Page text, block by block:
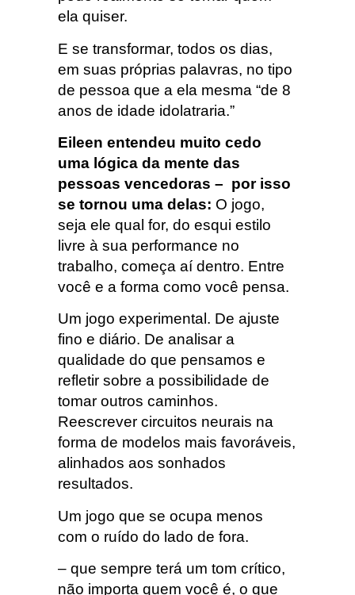
ela quiser.
E se transformar, todos os dias,
em suas próprias palavras, no tipo
de pessoa que a ela mesma “de 8
anos de idade idolatraria.”
Eileen entendeu muito cedo
uma lógica da mente das
pessoas vencedoras – por isso
se tornou uma delas: O jogo,
seja ele qual for, do esqui estilo
livre à sua performance no
trabalho, começa aí dentro. Entre
você e a forma como você pensa.
Um jogo experimental. De ajuste
fino e diário. De analisar a
qualidade do que pensamos e
refletir sobre a possibilidade de
tomar outros caminhos.
Reescrever circuitos neurais na
forma de modelos mais favoráveis,
alinhados aos sonhados
resultados.
Um jogo que se ocupa menos
com o ruído do lado de fora.
– que sempre terá um tom crítico,
não importa quem você é, o que